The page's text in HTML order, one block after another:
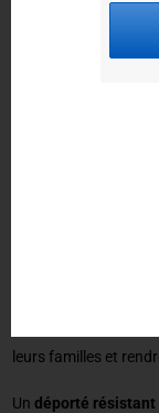
rechercher le
Dossiers des
internés
Qu’est-ce
Les titres de
la loi du 6 août 1948
leurs familles et
Un déporté résistant